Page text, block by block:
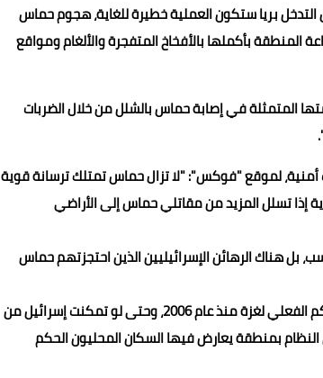
التدخل بريا ستكون العملية خطيرة للغاية، هجوم حماس
المنطقة بأكملها بالأفخاخ المتفجرة والألغام ومواقع
المتمثلة في إصابة حماس بالشلل من خلال الضربات
لموقع "فوكس": "لا تزال حماس تمتلك ترسانة قوية
إذا تسلل المزيد من مقاتلي حماس إلى الأراضي
بل هناك الرهائن الإسرائيليين الذين احتجزتهم حماس
وأضافت "نيوزويك" في تقريرها أن حماس، من خلال جناحها السياسي، هي الحاكم الفعلي لغزة منذ عام 2006، وحتى لو تمكنت إسرائيل من
بمنطقة يعارض فيها السكان المحليون الحكم